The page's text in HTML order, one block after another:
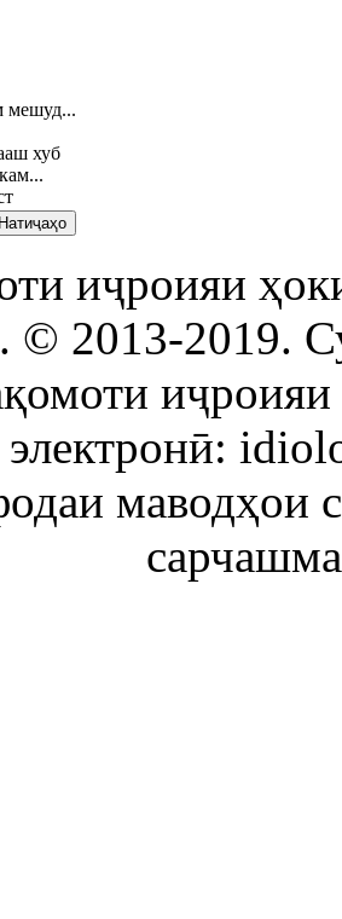
мешуд...
хуб
иҷроияи
© 2013-2019.
иҷроияи
маводҳои